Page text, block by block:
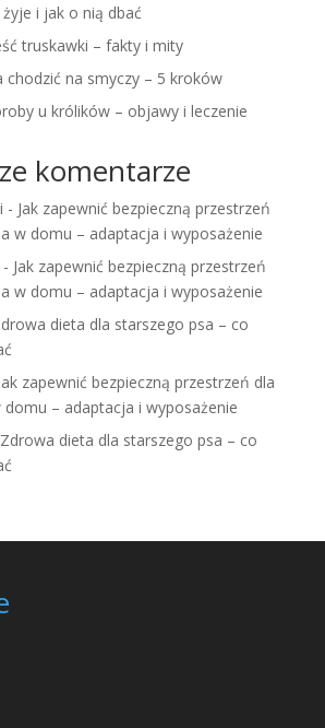
i jak o nią dbać
truskawki – fakty i mity
chodzić na smyczy – 5 kroków
u królików – objawy i leczenie
komentarze
- Jak zapewnić bezpieczną przestrzeń
w domu – adaptacja i wyposażenie
Jak zapewnić bezpieczną przestrzeń
w domu – adaptacja i wyposażenie
dieta dla starszego psa – co
zapewnić bezpieczną przestrzeń dla
– adaptacja i wyposażenie
Zdrowa dieta dla starszego psa – co